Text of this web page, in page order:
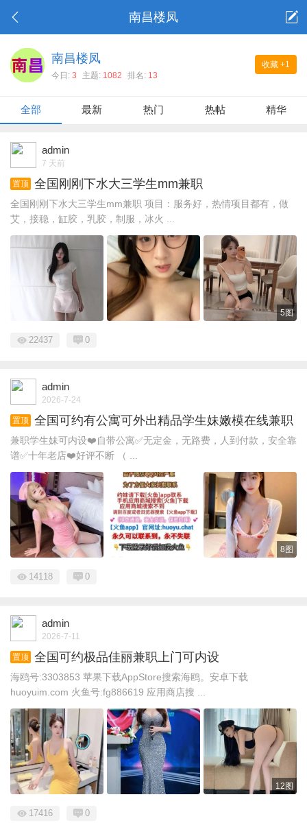
南昌楼凤
收藏 +1
南昌楼凤
今日: 3 主题: 1082 排名: 13
全部 最新 热门 热帖 精华
admin
7 天前
置顶 全国刚刚下水大三学生mm兼职
全国刚刚下水大三学生mm兼职 项目：服务好，热情项目都有，做
艾，接稳，缸胶，乳胶，制服，冰火 ...
5图
22437 0
admin
2026-7-24
置顶 全国可约有公寓可外出精品学生妹嫩模在线兼职
兼职学生妹可内设❤️自带公寓✅无定金，无路费，人到付款，安全靠
谱✅十年老店❤️好评不断 （ ...
8图
14118 0
admin
2026-7-11
置顶 全国可约极品佳丽兼职上门可内设
海鸥号:3303853 苹果下载AppStore搜索海鸥。安卓下载
huoyuim.com 火鱼号:fg886619 应用商店搜 ...
12图
17416 0